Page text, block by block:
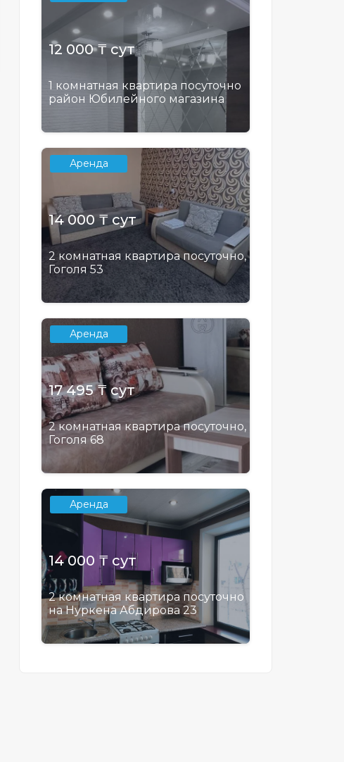
12 000 ₸ сут
1 комнатная квартира посуточно
район Юбилейного магазина
Аренда
14 000 ₸ сут
2 комнатная квартира посуточно,
Гоголя 53
Аренда
17 495 ₸ сут
2 комнатная квартира посуточно,
Гоголя 68
Аренда
14 000 ₸ сут
2 комнатная квартира посуточно
на Нуркена Абдирова 23